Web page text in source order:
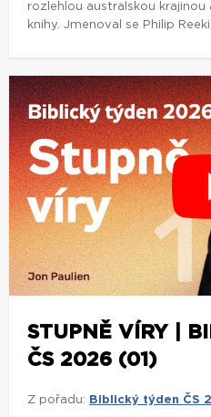
rozlehlou australskou
knihy. Jmenoval se Philip
STUPNĚ VÍRY |
ČS 2026 (01)
Z pořadu: Biblický týden ČS